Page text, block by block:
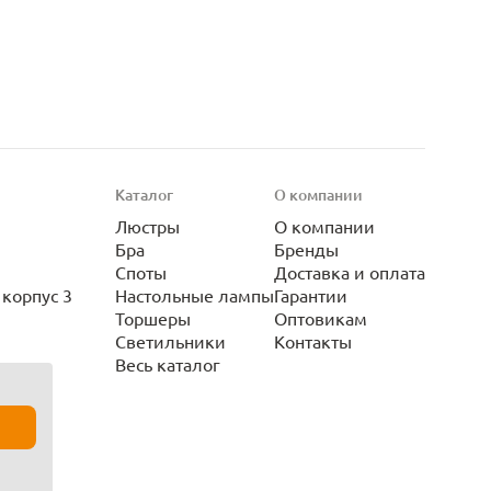
3
Каталог
Люстры
Бра
Споты
Настольные лампы
Торшеры
Светильники
Весь каталог
О компании
О компании
Бренды
Доставка и оплата
Гарантии
Оптовикам
Контакты